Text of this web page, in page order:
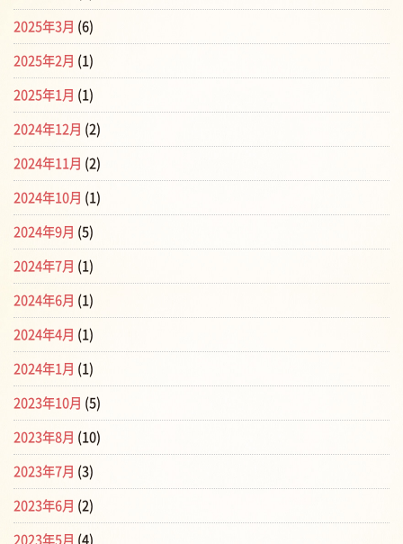
2025年3月 (6)
2025年2月 (1)
2025年1月 (1)
2024年12月 (2)
2024年11月 (2)
2024年10月 (1)
2024年9月 (5)
2024年7月 (1)
2024年6月 (1)
2024年4月 (1)
2024年1月 (1)
2023年10月 (5)
2023年8月 (10)
2023年7月 (3)
2023年6月 (2)
2023年5月 (4)